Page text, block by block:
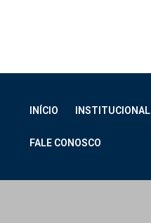
INÍCIO INSTITUCIONAL
FALE CONOSCO